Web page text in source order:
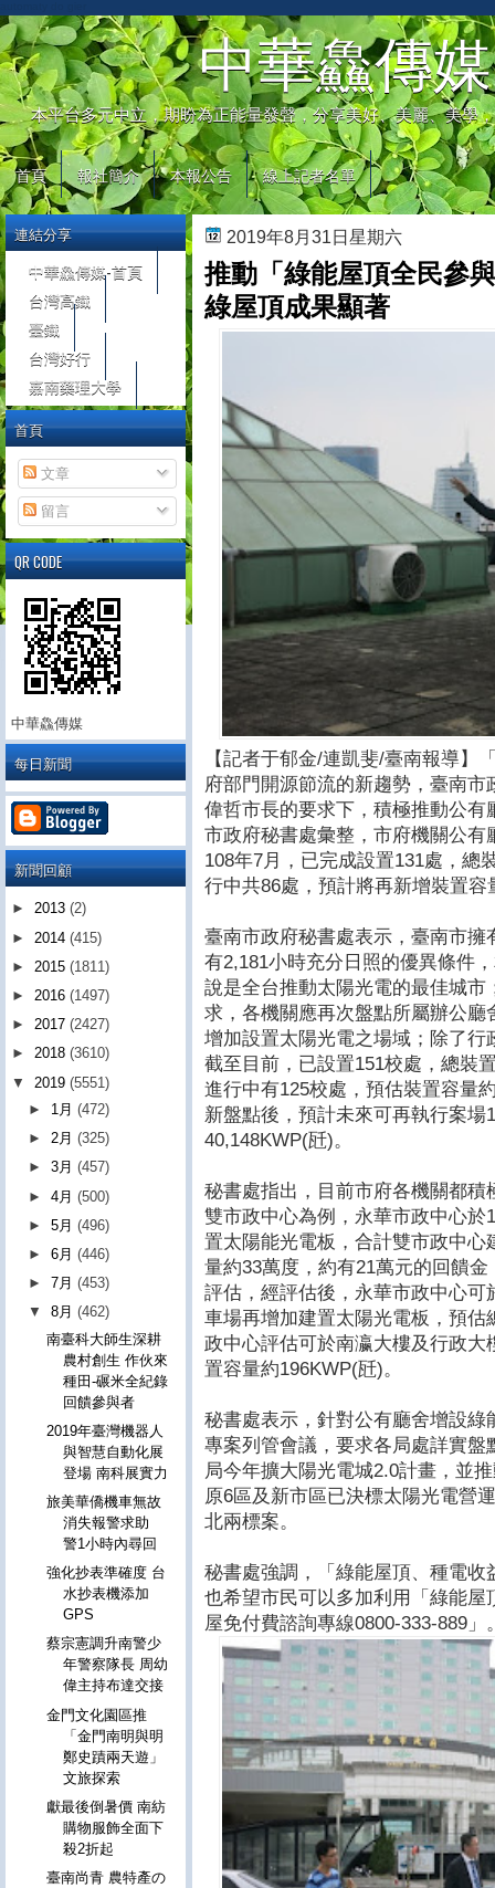
中華鱻傳媒
本平台多元中立，期盼為正能量發聲，分享美好、美麗、美學
首頁 報社簡介 本報公告 線上記者名單
2019年8月31日星期六
推動「綠能屋頂全民參
綠屋頂成果顯著
【記者于郁金/連凱斐/臺南報導】
府部門開源節流的新趨勢，臺南
偉哲市長的要求下，積極推動公
市政府秘書處彙整，市府機關公
108年7月，已完成設置131處，總
行中共86處，預計將再新增裝置
臺南市政府秘書處表示，臺南市
有2,181小時充分日照的優異條件
說是全台推動太陽光電的最佳城
求，各機關應再次盤點所屬辦公
增加設置太陽光電之場域；除了
截至目前，已設置151校處，總裝
進行中有125校處，預估裝置容量
新盤點後，預計未來可再執行案場
40,148KWP(瓩)。
秘書處指出，目前市府各機關都
雙市政中心為例，永華市政中心
置太陽能光電板，合計雙市政中
量約33萬度，約有21萬元的回饋
評估，經評估後，永華市政中心可
車場再增加建置太陽光電板，預
政中心評估可於南瀛大樓及行政
置容量約196KWP(瓩)。
秘書處表示，針對公有廳舍增設
專案列管會議，要求各局處詳實
局今年擴大陽光電城2.0計畫，並
原6區及新市區已決標太陽光電營
北兩標案。
秘書處強調，「綠能屋頂、種電
也希望市民可以多加利用「綠能
屋免付費諮詢專線0800-333-889」
連結分享
中華鱻傳媒-首頁
台灣高鐵
臺鐵
台灣好行
嘉南藥理大學
首頁
文章
留言
QR CODE
中華鱻傳媒
每日新聞
新聞回顧
► 2013 (2)
► 2014 (415)
► 2015 (1811)
► 2016 (1497)
► 2017 (2427)
► 2018 (3610)
▼ 2019 (5551)
► 1月(472)
►2月(325)
►3月(457)
►4月(500)
►5月(496)
►6月(446)
►7月(453)
▼8月(462)
南臺科大師生深耕
農村創生 作伙來
種田-碾米全紀錄
回饋參與者
2019年臺灣機器人
與智慧自動化展
登場 南科展實力
旅美華僑機車無故
消失報警求助
警1小時內尋回
強化抄表準確度 台
水抄表機添加
GPS
蔡宗憲調升南警少
年警察隊長 周幼
偉主持布達交接
金門文化園區推
「金門南明與明
鄭史蹟兩天遊」
文旅探索
獻最後倒暑價 南紡
購物服飾全面下
殺2折起
臺南尚青 農特產の